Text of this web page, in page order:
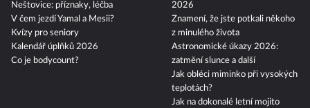
Neštovice: příznaky, léčba
V čem jezdí Yamal a Mesii?
Kvízy pro seniory
Kalendář úplňků 2026
Co je bodycount?
2026
Znamení, že jste potkali někoho
z minulého života
Astronomické úkazy 2026:
zatmění slunce a další
Jak obléci miminko při vysokých
teplotách?
Jak na dokonalé letní mojito